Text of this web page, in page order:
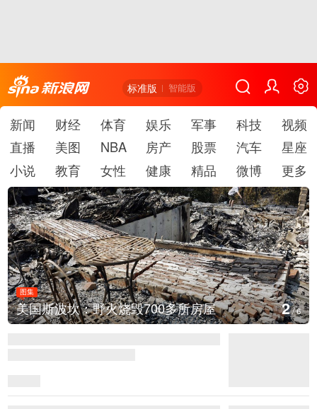
标准版 智能版
新闻 财经 体育 娱乐 军事 科技
视频
直播
美图 NBA 房产 股票 汽车
星座
小说
教育 女性 健康 精品 微博 更多
图集
美国斯波坎：野火烧毁700多所房屋 3/6